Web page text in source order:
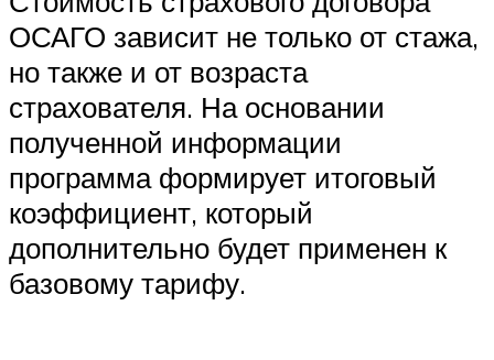
ОСАГО зависит не только от стажа,
но также и от возраста
страхователя. На основании
полученной информации
программа формирует итоговый
коэффициент, который
дополнительно будет применен к
базовому тарифу.